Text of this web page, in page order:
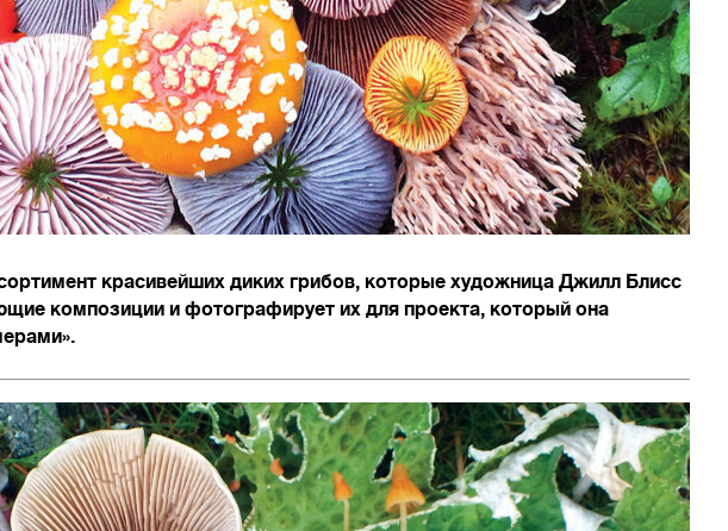
красивейших диких грибов, которые художница Джилл Блисс
композиции и фотографирует их для проекта, который она